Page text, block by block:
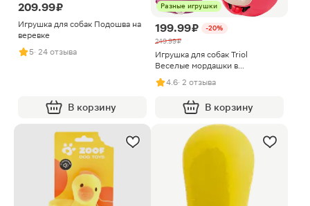
209.99 ₽
Игрушка для собак Подошва на
веревке
5· 24 отзыва
В корзину
Разные игрушки
199.99 ₽
-20%
249.99 ₽
Игрушка для собак Triol
Веселые мордашки в
ассортименте
4.6· 2 отзыва
В корзину